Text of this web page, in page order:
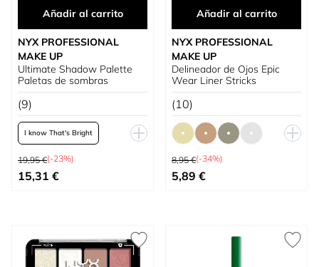
Añadir al carrito
NYX PROFESSIONAL
MAKE UP
Ultimate Shadow Palette
Paletas de sombras
(9)
I know That's Bright
Warm Neutrals
Precio habitual
19,95 €(-23%)
Tan bajo como
15,31 €
Añadir al carrito
NYX PROFESSIONAL
MAKE UP
Delineador de Ojos Epic
Wear Liner Stricks
(10)
Precio habitual
8,95 €(-34%)
Tan bajo como
5,89 €